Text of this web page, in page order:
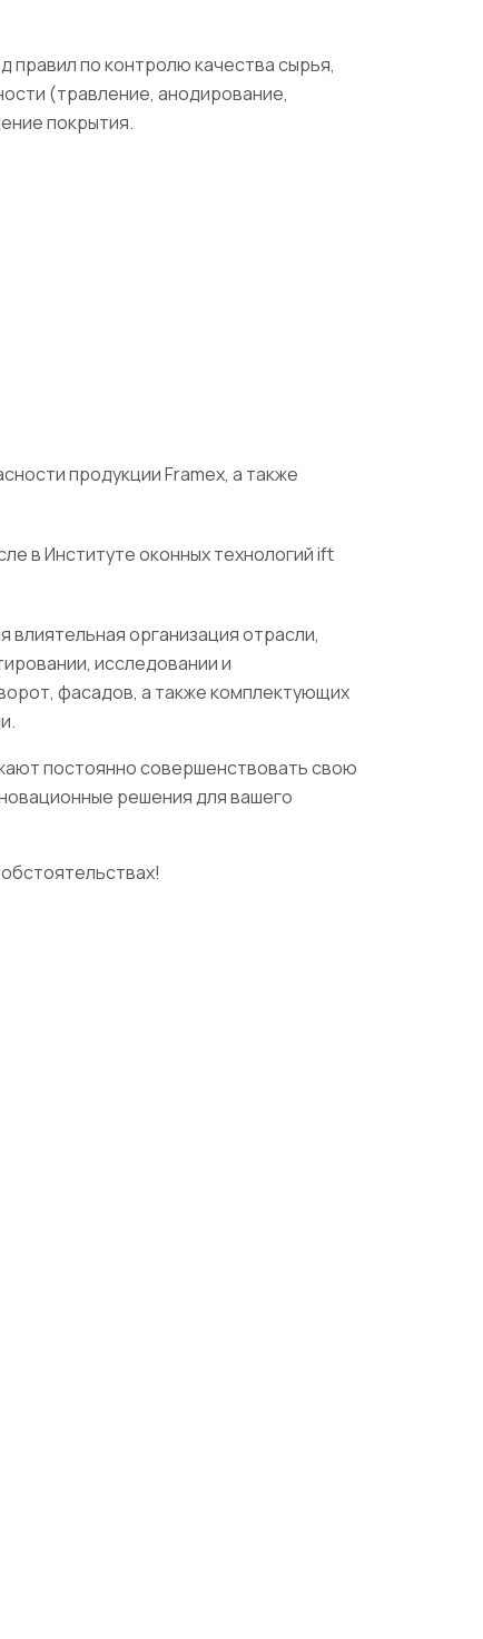
по контролю качества сырья,
(травление, анодирование,
покрытия.
продукции Framex, а также
в Институте оконных технологий ift
влиятельная организация отрасли,
исследовании и
фасадов, а также комплектующих
постоянно совершенствовать свою
решения для вашего